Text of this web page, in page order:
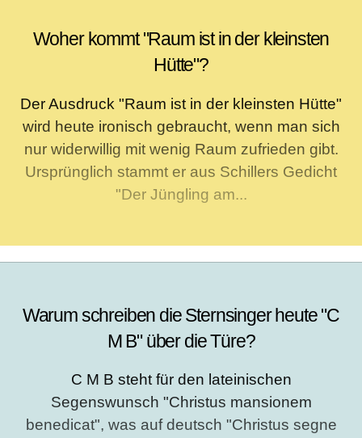
Woher kommt "Raum ist in der kleinsten
Hütte"?
Der Ausdruck "Raum ist in der kleinsten Hütte"
wird heute ironisch gebraucht, wenn man sich
nur widerwillig mit wenig Raum zufrieden gibt.
Ursprünglich stammt er aus Schillers Gedicht
"Der Jüngling am...
Warum schreiben die Sternsinger heute "C
M B" über die Türe?
C M B steht für den lateinischen
Segenswunsch "Christus mansionem
benedicat", was auf deutsch "Christus segne